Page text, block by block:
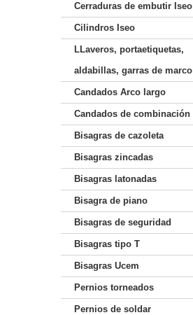
Cerraduras de embutir Iseo
Cilindros Iseo
LLaveros, portaetiquetas,
aldabillas, garras de marco
Candados Arco largo
Candados de combinación
Bisagras de cazoleta
Bisagras zincadas
Bisagras latonadas
Bisagra de piano
Bisagras de seguridad
Bisagras tipo T
Bisagras Ucem
Pernios torneados
Pernios de soldar